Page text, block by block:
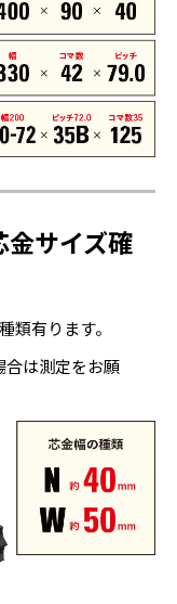
サイズ確
有ります。
は測定をお願